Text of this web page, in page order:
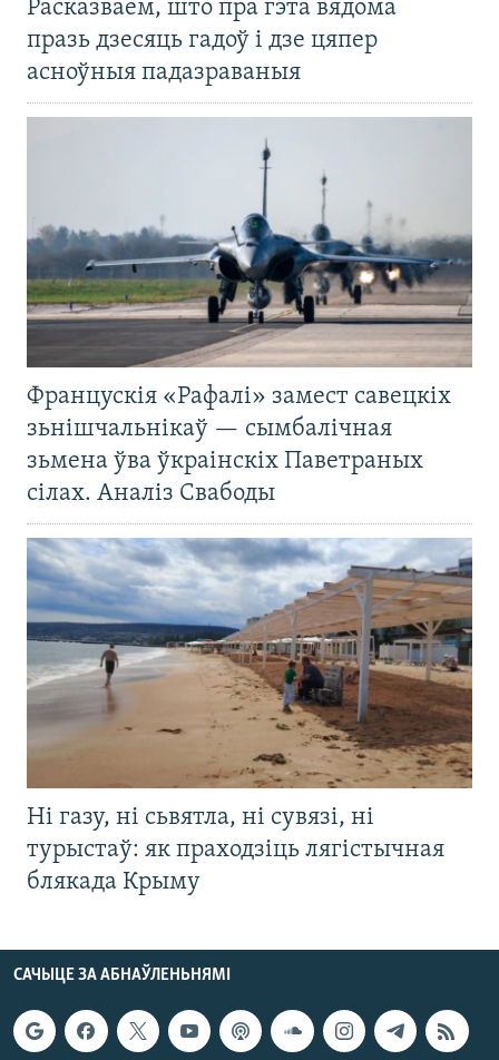
Расказваем, што пра гэта вядома
празь дзесяць гадоў і дзе цяпер
асноўныя падазраваныя
Францускія «Рафалі» замест савецкіх
зьнішчальнікаў — сымбалічная
зьмена ўва ўкраінскіх Паветраных
сілах. Аналіз Свабоды
Ні газу, ні сьвятла, ні сувязі, ні
турыстаў: як праходзіць лягістычная
блякада Крыму
САЧЫЦЕ ЗА АБНАЎЛЕНЬНЯМІ